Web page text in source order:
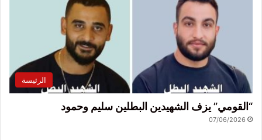
الرئيسة
“القومي” يزف الشهيدين البطلين سليم وحمود
07/06/2026